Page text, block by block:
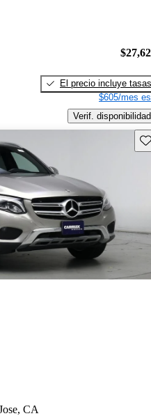
El precio incluye tasas
$605/mes
Verif. disponibilidad
CA